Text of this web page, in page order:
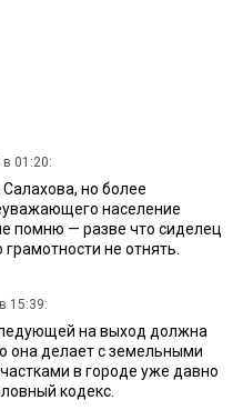
01:20:
но более
население
помню — разве что сиделец
не отнять.
15:39:
на выход должна
она делает с земельными
в городе уже давно
кодекс.